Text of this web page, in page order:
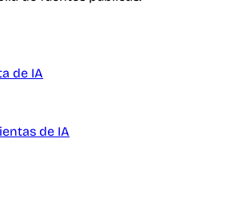
de IA
de IA